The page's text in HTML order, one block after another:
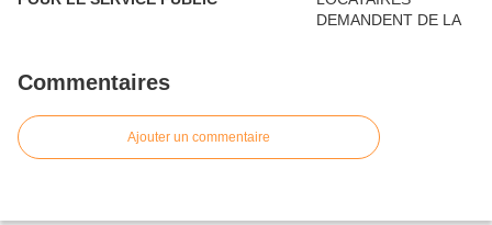
Commentaires
Ajouter un commentaire